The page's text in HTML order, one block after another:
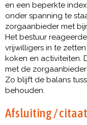
en een beperkte
onder spanning te
zorgaanbieder met
Het bestuur
vrijwilligers in te
koken en activiteiten.
met de
Zo blijft de balans
behouden.
Afsluiting / citaat